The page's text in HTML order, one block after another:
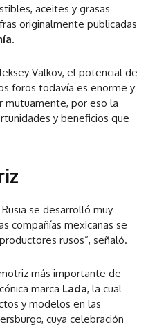
aceites y grasas
originalmente publicadas
.
Valkov, el potencial de
foros todavía es enorme y
mutuamente, por eso la
y beneficios que
se desarrolló muy
compañías mexicanas se
rusos”, señaló.
más importante de
marca Lada, la cual
y modelos en las
cuya celebración